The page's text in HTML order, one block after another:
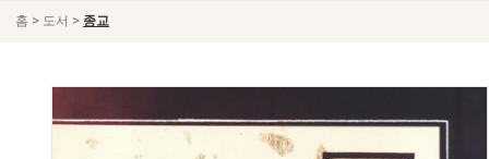
홈 > 도서 > 종교